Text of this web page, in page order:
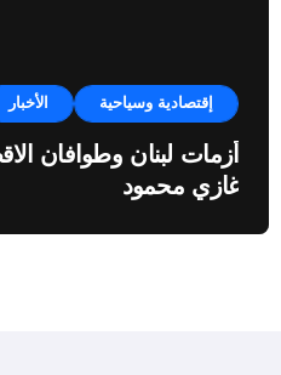
إقتصادية وسياحية الأخبار
أزمات لبنان وطوافان
غازي محمود